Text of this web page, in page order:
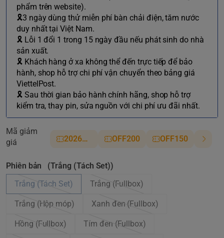
phẩm trên website).
🎗3 ngày dùng thử miễn phí bàn chải điện, tăm nước
duy nhất tại Việt Nam.
🎗 Lỗi 1 đổi 1 trong 15 ngày đầu nếu phát sinh do nhà
sản xuất.
🎗 Khách hàng ở xa không thể đến trực tiếp để bảo
hành, shop hỗ trợ chi phí vận chuyển theo bảng giá
ViettelPost.
🎗 Sau thời gian bảo hành chính hãng, shop hỗ trợ
kiểm tra, thay pin, sửa nguồn với chi phí ưu đãi nhất.
Mã giảm
giá
2026NM OFF200 OFF150
Phiên bản
(Trắng (Tách Set))
Trắng (Tách Set)
Trắng (Fullbox)
Trắng (Hộp móp) Xanh đen (Fullbox)
Hồng (Fullbox) Tím đen (Fullbox)